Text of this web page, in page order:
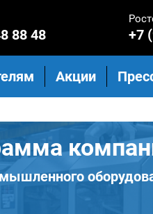
88 48 +7
Акции